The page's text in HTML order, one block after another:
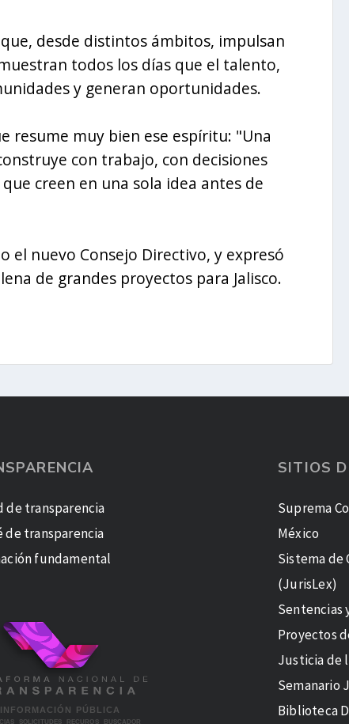
desde distintos ámbitos, impulsan
todos los días que el talento,
y generan oportunidades.
resume muy bien ese espíritu: "Una
con trabajo, con decisiones
creen en una sola idea antes de
el nuevo Consejo Directivo, y expresó
de grandes proyectos para Jalisco.
de transparencia
de transparencia
fundamental
SITIOS
Suprema
México
Sistema de
(JurisLex)
Sentencias
Proyectos
Justicia de
Semanario
Biblioteca